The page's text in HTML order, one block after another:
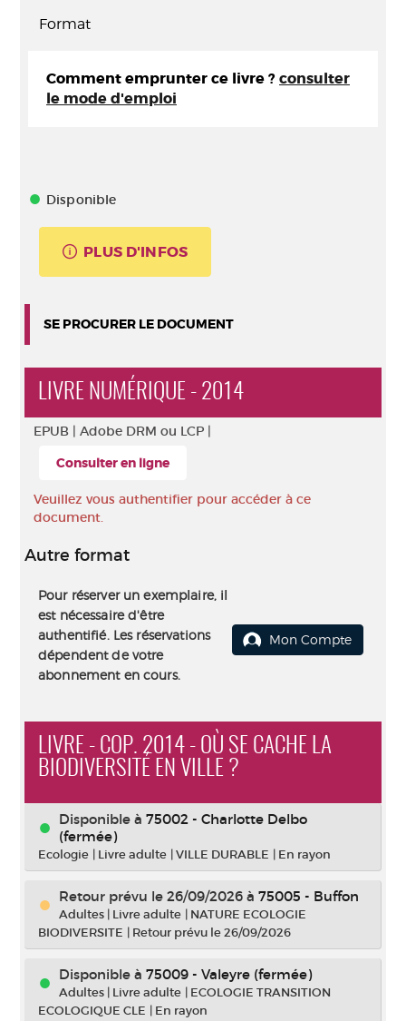
Format
Comment emprunter ce livre ? consulter
le mode d'emploi
Disponible
PLUS D'INFOS
SE PROCURER LE DOCUMENT
LIVRE NUMÉRIQUE - 2014
EPUB | Adobe DRM ou LCP |
Consulter en ligne
Veuillez vous authentifier pour accéder à ce
document.
Autre format
Pour réserver un exemplaire, il
est nécessaire d'être
authentifié. Les réservations
dépendent de votre
abonnement en cours.
Mon Compte
LIVRE - COP. 2014 - OÙ SE CACHE LA
BIODIVERSITÉ EN VILLE ?
Disponible à 75002 - Charlotte Delbo
(fermée)
Ecologie | Livre adulte |VILLE DURABLE | En rayon
Retour prévu le 26/09/2026 à 75005 - Buffon
Adultes | Livre adulte | NATURE ECOLOGIE
BIODIVERSITE | Retour prévu le 26/09/2026
Disponible à 75009 - Valeyre (fermée)
Adultes | Livre adulte | ECOLOGIE TRANSITION
ECOLOGIQUE CLE | En rayon